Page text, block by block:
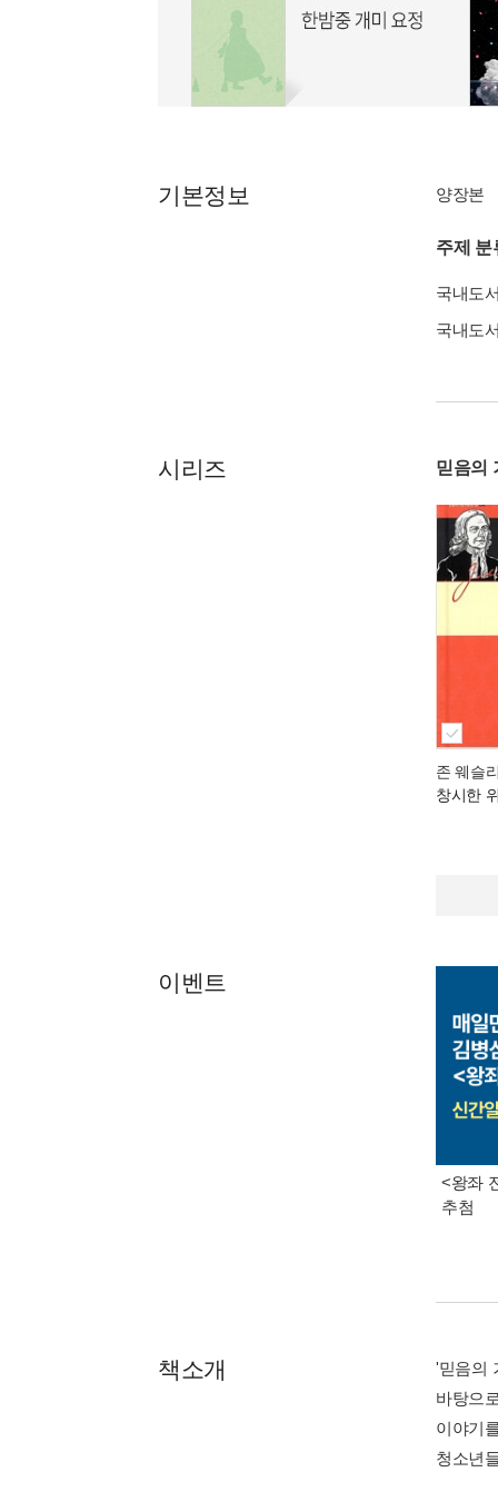
기본정보 양장본
주제 분
국내도
국내도
시리즈 믿음의
존 웨슬
창시한
이벤트
<왕좌
추첨
책소개
'믿음의
바탕으
이야기
청소년